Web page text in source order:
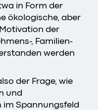
in Form der
ökologische, aber
der
, Familien-
werden
der Frage, wie
und
Spannungsfeld